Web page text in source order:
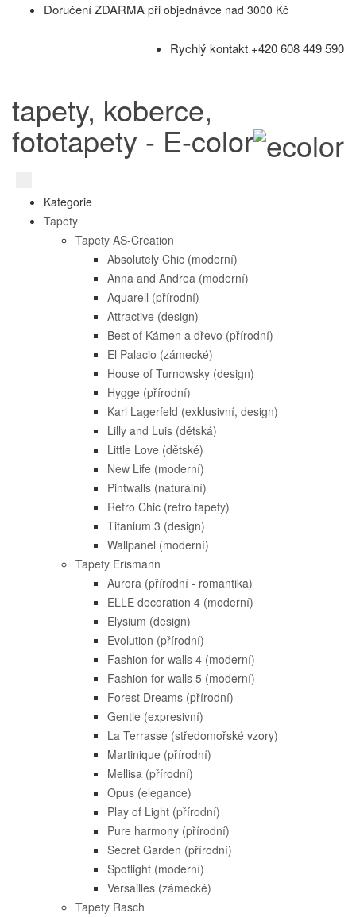
Doručení ZDARMA při objednávce nad 3000 Kč
Rychlý kontakt +420 608 449 590
tapety, koberce,
fototapety - E-color
Kategorie
Tapety
Tapety AS-Creation
Absolutely Chic (moderní)
Anna and Andrea (moderní)
Aquarell (přírodní)
Attractive (design)
Best of Kámen a dřevo (přírodní)
El Palacio (zámecké)
House of Turnowsky (design)
Hygge (přírodní)
Karl Lagerfeld (exklusivní, design)
Lilly and Luis (dětská)
Little Love (dětské)
New Life (moderní)
Pintwalls (naturální)
Retro Chic (retro tapety)
Titanium 3 (design)
Wallpanel (moderní)
Tapety Erismann
Aurora (přírodní - romantika)
ELLE decoration 4 (moderní)
Elysium (design)
Evolution (přírodní)
Fashion for walls 4 (moderní)
Fashion for walls 5 (moderní)
Forest Dreams (přírodní)
Gentle (expresivní)
La Terrasse (středomořské vzory)
Martinique (přírodní)
Mellisa (přírodní)
Opus (elegance)
Play of Light (přírodní)
Pure harmony (přírodní)
Secret Garden (přírodní)
Spotlight (moderní)
Versailles (zámecké)
Tapety Rasch